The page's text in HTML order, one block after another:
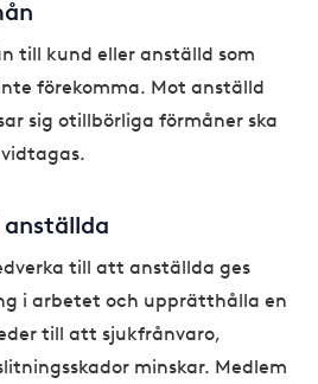
till kund eller anställd som
förekomma. Mot anställd
sig otillbörliga förmåner ska
till att anställda ges
i arbetet och upprätthålla en
till att sjukfrånvaro,
minskar. Medlem